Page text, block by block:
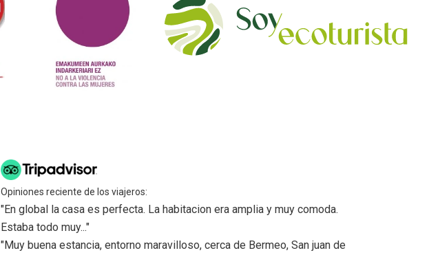
Opiniones reciente de los viajeros:
"En global la casa es perfecta. La habitacion era amplia y muy comoda.
Estaba todo muy..."
"Muy buena estancia, entorno maravilloso, cerca de Bermeo, San juan de